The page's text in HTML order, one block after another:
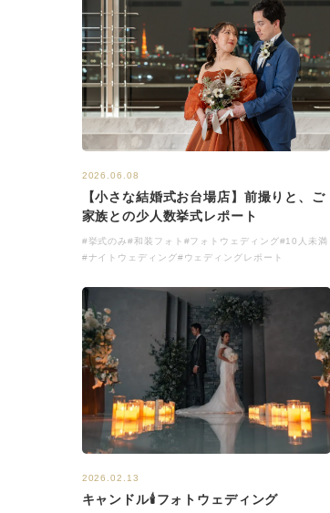
2026.06.08
【小さな結婚式お台場店】前撮りと、ご
家族との少人数挙式レポート
#挙式のみ#和装フォト #フォトウェディング#10人未満
#ナイトウェディング#ウェディングレポート
2026.02.13
キャンドル🕯フォトウェディング